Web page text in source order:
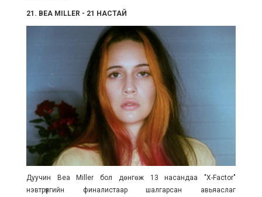
21. BEA MILLER - 21 НАСТАЙ
Дуучин Bea Millerбол дөнгөж 13 насандаа "X-Factor"
нэвтрүүлгийн финалистаар шалгарсан авьяаслаг